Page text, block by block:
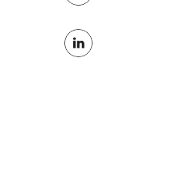
Facebook
sur
Twitter